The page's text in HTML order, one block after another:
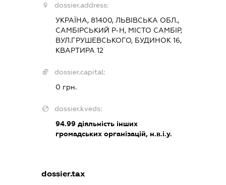
dossier.address:
УКРАЇНА, 81400, ЛЬВІВСЬКА ОБЛ.,
САМБІРСЬКИЙ Р-Н, МІСТО САМБІР,
ВУЛ.ГРУШЕВСЬКОГО, БУДИНОК 16,
КВАРТИРА 12
dossier.capital:
0 грн.
dossier.kveds:
94.99діяльність інших
громадських організацій, н.в.і.у.
dossier.tax